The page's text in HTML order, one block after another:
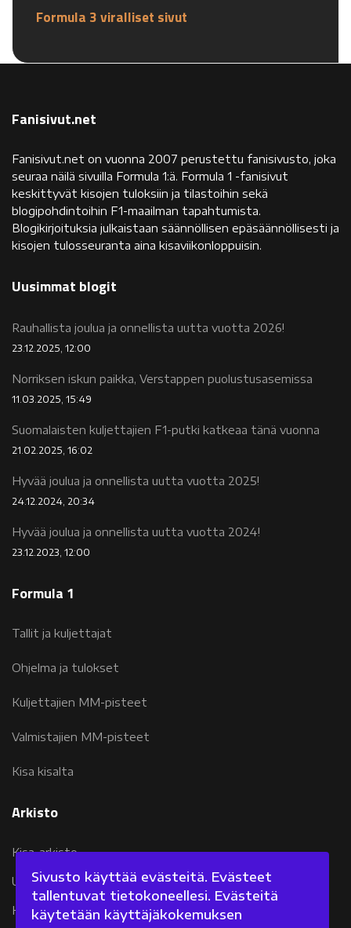
Formula 3 viralliset sivut
Fanisivut.net
Fanisivut.net on vuonna 2007 perustettu fanisivusto, joka
seuraa näilä sivuilla Formula 1:ä. Formula 1 -fanisivut
keskittyvät kisojen tuloksiin ja tilastoihin sekä
blogipohdintoihin F1-maailman tapahtumista.
Blogikirjoituksia julkaistaan säännöllisen epäsäännöllisesti ja
kisojen tulosseuranta aina kisaviikonloppuisin.
Uusimmat blogit
Rauhallista joulua ja onnellista uutta vuotta 2026!
23.12.2025, 12:00
Norriksen iskun paikka, Verstappen puolustusasemissa
11.03.2025, 15:49
Suomalaisten kuljettajien F1-putki katkeaa tänä vuonna
21.02.2025, 16:02
Hyvää joulua ja onnellista uutta vuotta 2025!
24.12.2024, 20:34
Hyvää joulua ja onnellista uutta vuotta 2024!
23.12.2023, 12:00
Formula 1
Tallit ja kuljettajat
Ohjelma ja tulokset
Kuljettajien MM-pisteet
Valmistajien MM-pisteet
Kisa kisalta
Arkisto
Kisa-arkisto
Uutisarkisto 2007-2011
Kolumniarkisto 2007-2011
Sivusto käyttää evästeitä. Evästeet
tallentuvat tietokoneellesi. Evästeitä
käytetään käyttäjäkokemuksen